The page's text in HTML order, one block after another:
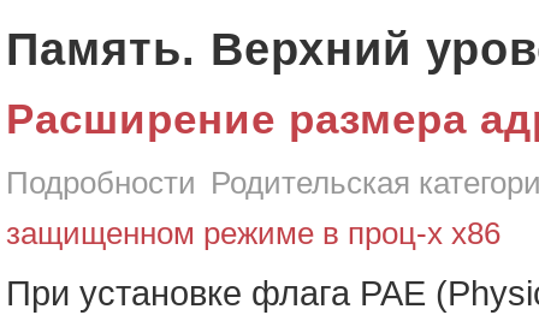
Память. Верхний
Расширение размера
Подробности Родительская
защищенном режиме в проц-х x86
При установке флага PAE